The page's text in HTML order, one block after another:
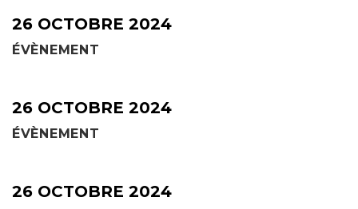
26 OCTOBRE 2024
ÉVÈNEMENT
26 OCTOBRE 2024
ÉVÈNEMENT
26 OCTOBRE 2024